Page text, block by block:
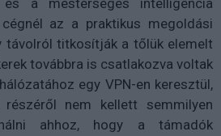
és a mesterséges intelligencia
az a praktikus megoldási
távolról titkosítják a tőlük elemelt
továbbra is csatlakozva voltak
egy VPN-en keresztül,
részéről nem kellett semmilyen
ahhoz, hogy a támadók